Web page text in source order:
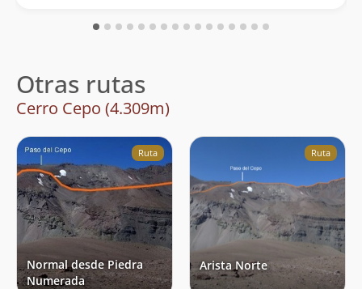
Otras rutas
Cerro Cepo (4.309m)
Ruta
Normal desde Piedra
Numerada
Ruta
Arista Norte